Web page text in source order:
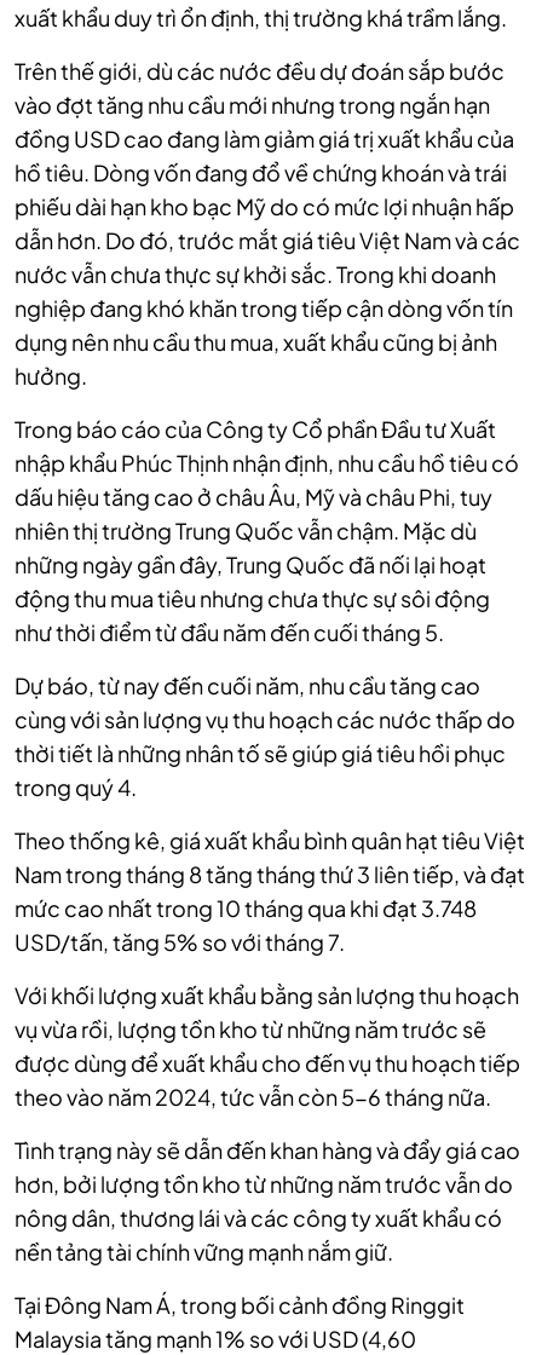
xuất khẩu duy trì ổn định, thị trường khá trầm lắng.
Trên thế giới, dù các nước đều dự đoán sắp bước
vào đợt tăng nhu cầu mới nhưng trong ngắn hạn
đồng USD cao đang làm giảm giá trị xuất khẩu của
hồ tiêu. Dòng vốn đang đổ về chứng khoán và trái
phiếu dài hạn kho bạc Mỹ do có mức lợi nhuận hấp
dẫn hơn. Do đó, trước mắt giá tiêu Việt Nam và các
nước vẫn chưa thực sự khởi sắc. Trong khi doanh
nghiệp đang khó khăn trong tiếp cận dòng vốn tín
dụng nên nhu cầu thu mua, xuất khẩu cũng bị ảnh
hưởng.
Trong báo cáo của Công ty Cổ phần Đầu tư Xuất
nhập khẩu Phúc Thịnh nhận định, nhu cầu hồ tiêu có
dấu hiệu tăng cao ở châu Âu, Mỹ và châu Phi, tuy
nhiên thị trường Trung Quốc vẫn chậm. Mặc dù
những ngày gần đây, Trung Quốc đã nối lại hoạt
động thu mua tiêu nhưng chưa thực sự sôi động
như thời điểm từ đầu năm đến cuối tháng 5.
Dự báo, từ nay đến cuối năm, nhu cầu tăng cao
cùng với sản lượng vụ thu hoạch các nước thấp do
thời tiết là những nhân tố sẽ giúp giá tiêu hồi phục
trong quý 4.
Theo thống kê, giá xuất khẩu bình quân hạt tiêu Việt
Nam trong tháng 8 tăng tháng thứ 3 liên tiếp, và đạt
mức cao nhất trong 10 tháng qua khi đạt 3.748
USD/tấn, tăng 5% so với tháng 7.
Với khối lượng xuất khẩu bằng sản lượng thu hoạch
vụ vừa rồi, lượng tồn kho từ những năm trước sẽ
được dùng để xuất khẩu cho đến vụ thu hoạch tiếp
theo vào năm 2024, tức vẫn còn 5-6 tháng nữa.
Tình trạng này sẽ dẫn đến khan hàng và đẩy giá cao
hơn, bởi lượng tồn kho từ những năm trước vẫn do
nông dân, thương lái và các công ty xuất khẩu có
nền tảng tài chính vững mạnh nắm giữ.
Tại Đông Nam Á, trong bối cảnh đồng Ringgit
Malaysia tăng mạnh 1% so với USD (4,60